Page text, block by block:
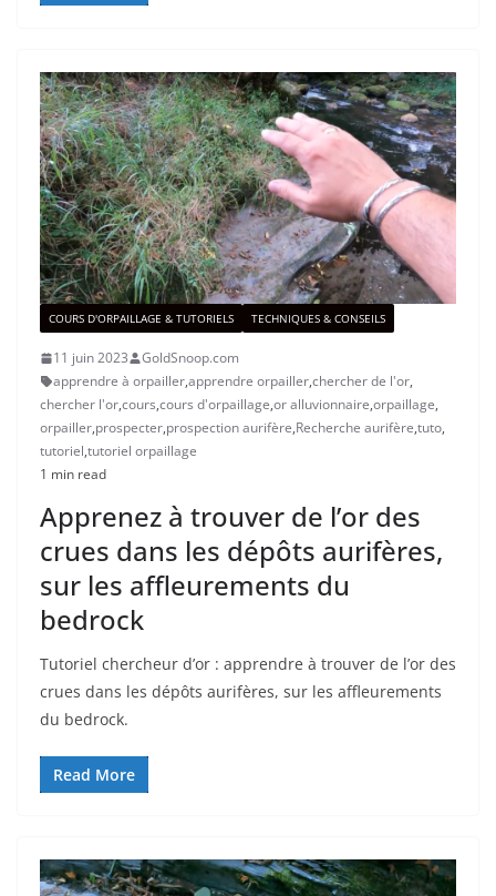
COURS D'ORPAILLAGE & TUTORIELS TECHNIQUES & CONSEILS
11 juin 2023
GoldSnoop.com
apprendre à orpailler,apprendre orpailler,chercher de l'or,
chercher l'or,cours,cours d'orpaillage,or alluvionnaire,orpaillage,
orpailler,prospecter,prospection aurifère,Recherche aurifère,tuto,
tutoriel,tutoriel orpaillage
1 min read
Apprenez à trouver de l’or des
crues dans les dépôts aurifères,
sur les affleurements du
bedrock
Tutoriel chercheur d’or : apprendre à trouver de l’or des
crues dans les dépôts aurifères, sur les affleurements
du bedrock.
Read More